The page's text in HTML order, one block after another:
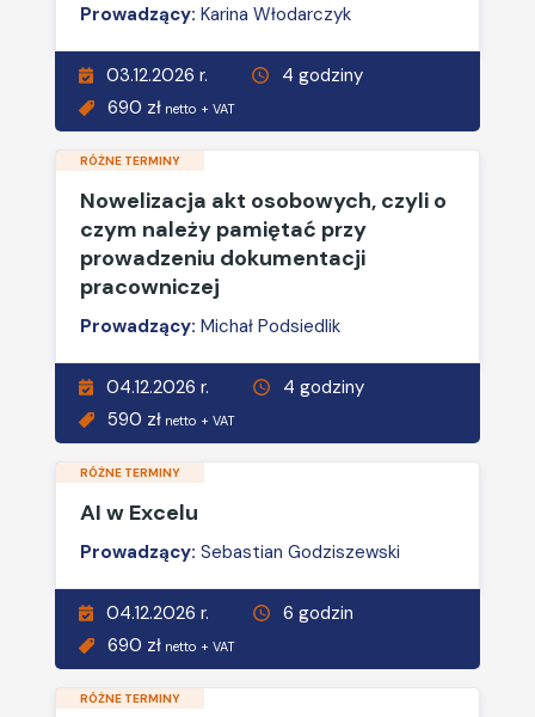
Prowadzący: Karina Włodarczyk
03.12.2026 r.
4 godziny
690 zł netto + VAT
RÓŻNE TERMINY
Nowelizacja akt osobowych, czyli o
czym należy pamiętać przy
prowadzeniu dokumentacji
pracowniczej
Prowadzący: Michał Podsiedlik
04.12.2026 r.
4 godziny
590 zł netto + VAT
RÓŻNE TERMINY
AI w Excelu
Prowadzący: Sebastian Godziszewski
04.12.2026 r.
6 godzin
690 zł netto + VAT
RÓŻNE TERMINY